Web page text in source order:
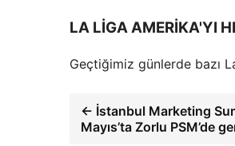
LA LİGA AMERİKA'YI
Geçtiğimiz günlerde bazı
← İstanbul Marketing
Mayıs’ta Zorlu PSM’de